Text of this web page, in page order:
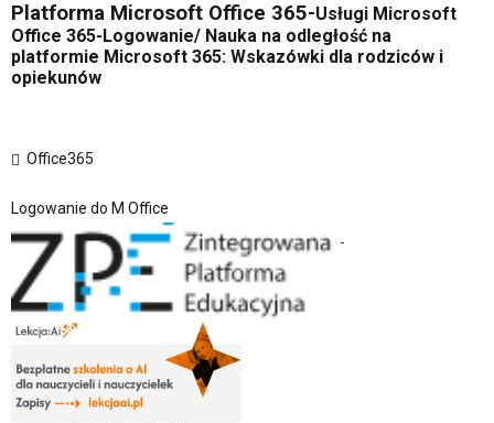
Platforma Microsoft Office 365-Usługi Microsoft
Office 365-Logowanie/ Nauka na odległość na
platformie Microsoft 365: Wskazówki dla rodziców i
opiekunów
Office365
Logowanie do M Office